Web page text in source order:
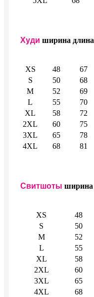
Худи ширина длина
XS 48
67
S
50
68
M
52
69
L
55
70
XL
58
72
2XL
60
75
3XL
65
78
4XL
68 81
Свитшоты ширина
XS 48
S
50
M
52
L
55
XL
58
2XL
60
3XL
65
4XL
68